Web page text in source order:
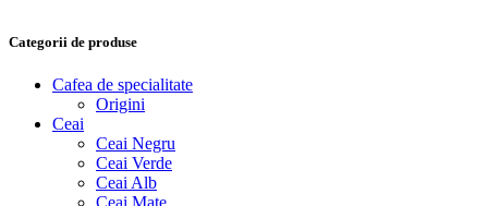
Categorii de produse
Cafea de specialitate
Origini
Ceai
Ceai Negru
Ceai Verde
Ceai Alb
Ceai Mate